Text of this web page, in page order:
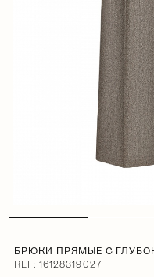
БРЮКИ ПРЯМЫЕ С
REF: 16128319027